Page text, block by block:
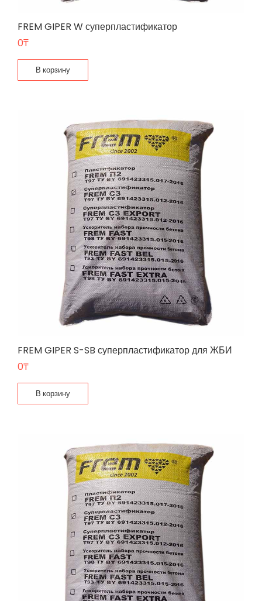
FREM GIPER W суперпластификатор
0₸
В корзину
FREM GIPER S-SB суперпластификатор для ЖБИ
0₸
В корзину